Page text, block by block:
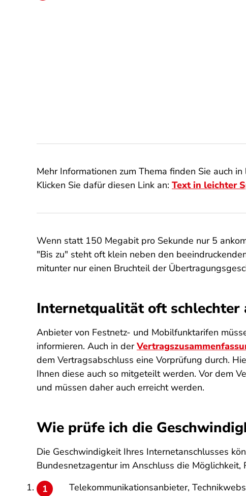
Mehr Informationen zum Thema finden Sie auch in
Klicken Sie dafür diesen Link an: Text in leichter
Wenn statt 150 Megabit pro Sekunde nur 5
"Bis zu" steht oft klein neben den
mitunter nur einen Bruchteil der
Internetqualität oft schlechter
Anbieter von Festnetz- und Mobilfunktarifen
informieren. Auch in der
dem Vertragsabschluss eine Vorprüfung durch.
Ihnen diese auch so mitgeteilt werden. Vor dem
und müssen daher auch erreicht werden.
Wie prüfe ich die
Die Geschwindigkeit Ihres Internetanschlusses
Bundesnetzagentur im Anschluss die
Telekommunikationsanbieter,